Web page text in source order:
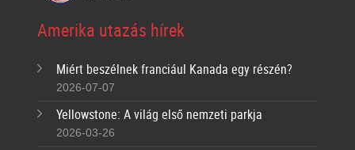
Amerika utazás hírek
Miért beszélnek franciául Kanada egy részén?
2026-07-07
Yellowstone: A világ első nemzeti parkja
2026-03-26